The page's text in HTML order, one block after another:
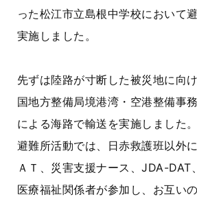
った松江市立島根中学校において
実施しました。
先ずは陸路が寸断した被災地に向
国地方整備局境港湾・空港整備事
による海路で輸送を実施しました。
避難所活動では、日赤救護班以外
ＡＴ、災害支援ナース、JDA-DAT
医療福祉関係者が参加し、お互い